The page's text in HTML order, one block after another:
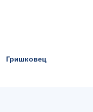
Гришковец